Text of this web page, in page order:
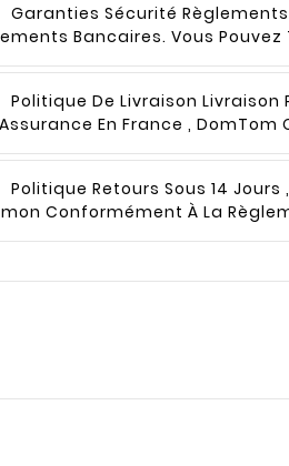
Garanties Sécurité
Bancaires. Vous Pouvez
Politique De Livraison Livraison
En France ,
Politique Retours Sous 14
Conformément À La